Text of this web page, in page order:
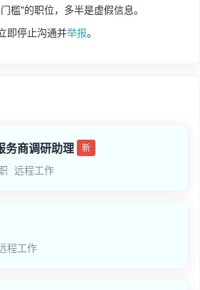
槛"的职位，多半是虚假信息。
即停止沟通并举报。
务商调研助理 新
远程工作
程工作